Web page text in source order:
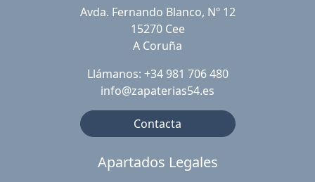
Avda. Fernando Blanco, Nº 12
15270 Cee
A Coruña
Llámanos: +34 981 706 480
info@zapaterias54.es
Contacta
Apartados Legales